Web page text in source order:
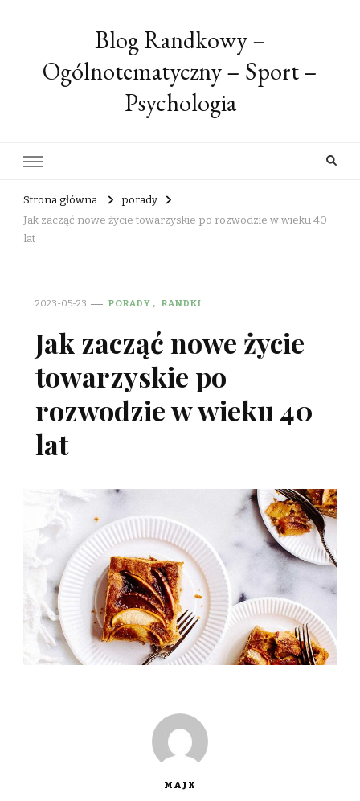
Blog Randkowy –
Ogólnotematyczny – Sport –
Psychologia
Strona główna
porady
Jak zacząć nowe życie towarzyskie po rozwodzie w wieku 40
lat
2023-05-23 PORADY RANDKI
Jak zacząć nowe życie
towarzyskie po
rozwodzie w wieku 40
lat
MAJK